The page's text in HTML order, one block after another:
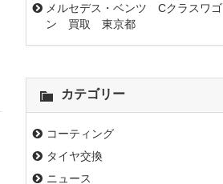
メルセデス・ベンツ Cクラスワゴ
ン 買取 東京都
カテゴリー
コーティング
タイヤ交換
ニュース